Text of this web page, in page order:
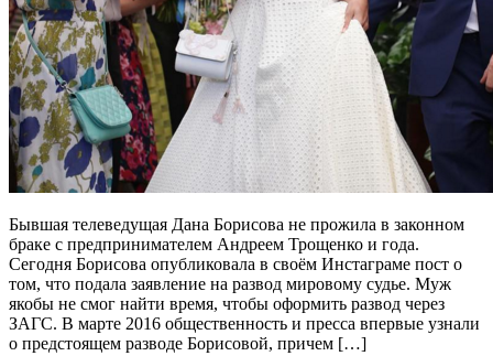
Бывшая телеведущая Дана Борисова не прожила в законном
браке с предпринимателем Андреем Трощенко и года.
Сегодня Борисова опубликовала в своём Инстаграме пост о
том, что подала заявление на развод мировому судье. Муж
якобы не смог найти время, чтобы оформить развод через
ЗАГС. В марте 2016 общественность и пресса впервые узнали
о предстоящем разводе Борисовой, причем […]